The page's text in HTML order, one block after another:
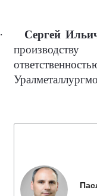
· Сергей